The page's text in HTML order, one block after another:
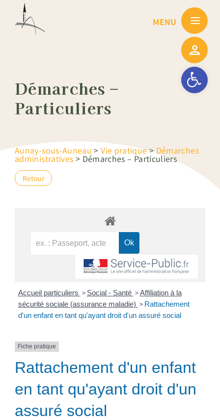
Ouvrir la
Démarches –
Particuliers
Aunay-sous-Auneau >Vie pratique>Démarches
administratives > Démarches – Particuliers
Retour
Accueil particuliers > Social - Santé > Affiliation à la
sécurité sociale (assurance maladie) > Rattachement
d'un enfant en tant qu'ayant droit d'un assuré social
Fiche pratique
Rattachement d'un enfant
en tant qu'ayant droit d'un
assuré social